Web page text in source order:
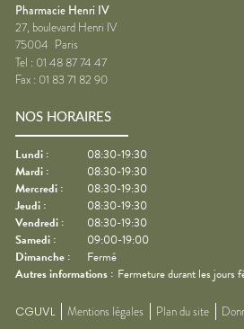
Pharmacie Henri IV
27, boulevard Henri IV
75004 Paris
Tel : 01 48 87 74 47
Fax : 01 83 71 82 90
NOS HORAIRES
Lundi :
08:30-19:30
Mardi :
08:30-19:30
Mercredi :
08:30-19:30
Jeudi :
08:30-19:30
Vendredi :
08:30-19:30
Samedi :
09:00-19:00
Dimanche :
Fermé
Autres informations : Fermeture durant les jours
CGUVL Mentions légales Plan du site